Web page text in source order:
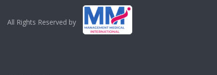
All Rights Reserved by